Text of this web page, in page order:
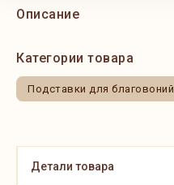
Описание
Категории товара
Подставки для благовоний
Детали товара